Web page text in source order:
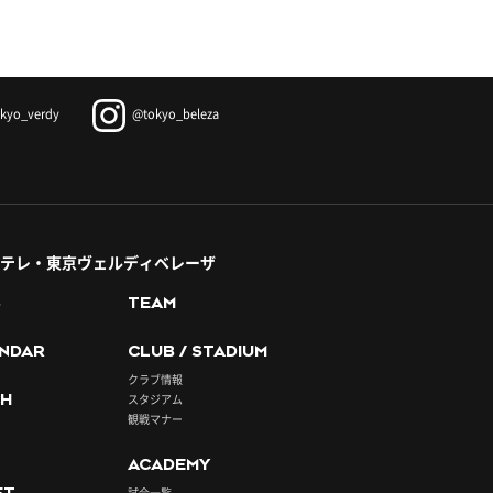
@tokyo_beleza
レ・東京ヴェルディベレーザ
TEAM
CLUB / STADIUM
クラブ情報
スタジアム
観戦マナー
ACADEMY